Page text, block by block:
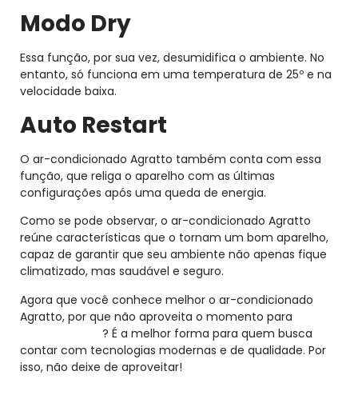
Modo Dry
Essa função, por sua vez, desumidifica o ambiente. No
entanto, só funciona em uma temperatura de 25º e na
velocidade baixa.
Auto Restart
O ar-condicionado Agratto também conta com essa
função, que religa o aparelho com as últimas
configurações após uma queda de energia.
Como se pode observar, o ar-condicionado Agratto
reúne características que o tornam um bom aparelho,
capaz de garantir que seu ambiente não apenas fique
climatizado, mas saudável e seguro.
Agora que você conhece melhor o ar-condicionado
Agratto, por que não aproveita o momento para
? É a melhor forma para quem busca
contar com tecnologias modernas e de qualidade. Por
isso, não deixe de aproveitar!